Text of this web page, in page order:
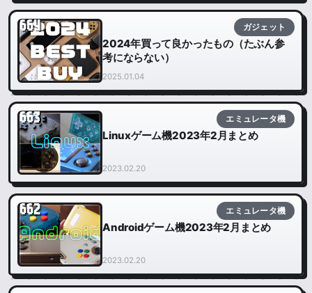
664 ガジェット
2024年買って良かったもの（たぶん参
考にならない）
2025.01.04
663 エミュレータ機
Linuxゲーム機2023年2月まとめ
2023.02.20
662 エミュレータ機
Androidゲーム機2023年2月まとめ
2023.02.20